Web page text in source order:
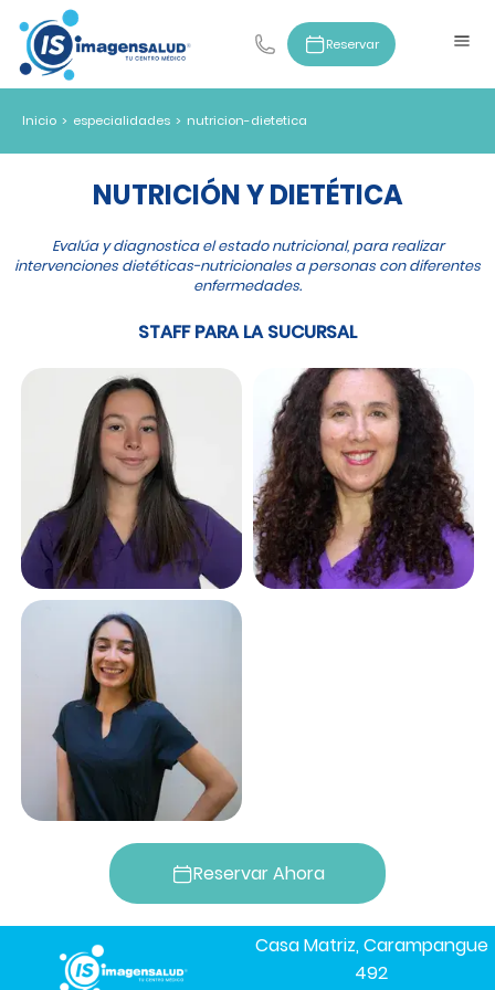
Reservar
Inicio > especialidades > nutricion-dietetica
NUTRICIÓN Y DIETÉTICA
Evalúa y diagnostica el estado nutricional, para realizar
intervenciones dietéticas-nutricionales a personas con diferentes
enfermedades.
STAFF PARA LA SUCURSAL
Reservar Ahora
Casa Matriz, Carampangue
492